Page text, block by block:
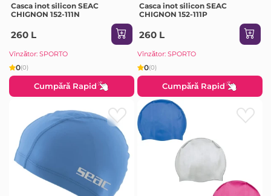
Casca inot silicon SEAC
CHIGNON 152-111N
260 L
Vînzător: SPORTO
0(0)
Cumpără Rapid
Casca inot silicon SEAC
CHIGNON 152-111P
260 L
Vînzător: SPORTO
0(0)
Cumpără Rapid